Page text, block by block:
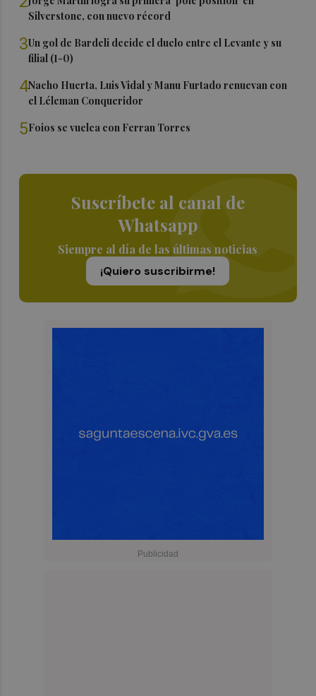
Silverstone, con nuevo récord
3Un gol de Bardeli decide el duelo entre el Levante y su
filial (1-0)
4Nacho Huerta, Luis Vidal y Manu Furtado renuevan con
el Léleman Conqueridor
5Foios se vuelca con Ferran Torres
Suscríbete al canal de
Whatsapp
Siempre al día de las últimas noticias
¡Quiero suscribirme!